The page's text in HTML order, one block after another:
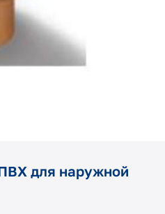
для наружной